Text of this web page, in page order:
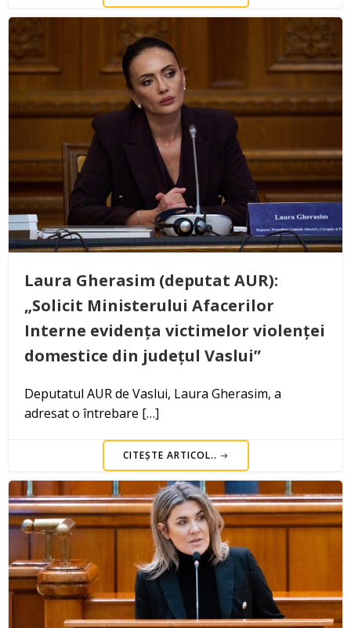
Laura Gherasim (deputat AUR):
„Solicit Ministerului Afacerilor
Interne evidența victimelor violenței
domestice din județul Vaslui”
Deputatul AUR de Vaslui, Laura Gherasim, a
adresat o întrebare […]
CITEȘTE ARTICOL..